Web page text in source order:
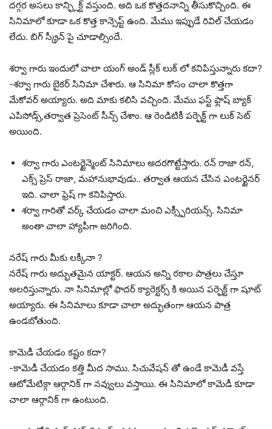
దగ్గర అసలు కాన్ఫ్లిక్ట్ వస్తుంది. అది ఒక కొత్తదనాన్ని తీసుకొచ్చింది. ఈ
సినిమాలో కూడా ఒక కొత్త కాన్సెప్ట్ ఉంది. మేము ఇప్పుడే రివిల్ చేయడం
లేదు. బిగ్ స్క్రీన్ పై చూడాల్సిందే.
శర్వా గారు ఇందులో చాలా యంగ్ అండ్ స్లీక్ లుక్ లో కనిపిస్తున్నారు కదా?
-శర్వా గారు బైకర్ సినిమా చేశారు. ఆ సినిమా కోసం చాలా కొత్తగా
మేకోవర్ అయ్యారు. అది మాకు కలిసి వచ్చింది. మేము ఫస్ట్ ఫ్లాష్ బ్యాక్
ఎపిసోడ్స్,తర్వాత ప్రెసెంట్ సీన్స్ చేశాం. ఆ రెండిటికీ పర్ఫెక్ట్ గా లుక్ సెట్
అయింది.
శర్వా గారు ఎంటర్టైన్మెంట్ సినిమాలు అదరగొట్టేస్తారు. రన్ రాజా రన్,
ఎక్స్ ప్రెస్ రాజా, మహానుభావుడు.. తర్వాత ఆయన చేసిన ఎంటర్టైనర్
ఇది. చాలా ఫ్రెష్ గా కనిపిస్తారు.
శర్వా గారితో వర్క్ చేయడం చాలా మంచి ఎక్స్పీరియన్స్. సినిమా
అంతా చాలా హ్యాపీగా జరిగింది.
నరేష్ గారు మీకు లక్కీనా ?
నరేష్ గారు అద్భుతమైన యాక్టర్. ఆయన అన్ని రకాల పాత్రలు చేస్తూ
అలరిస్తున్నారు. నా సినిమాల్లో ఫాదర్ క్యారెక్టర్స్ కి అయిన పర్ఫెక్ట్ గా షూట్
అయ్యారు. ఈ సినిమాలు కూడా చాలా అద్భుతంగా ఆయన పాత్ర
ఉండబోతుంది.
కామెడీ చేయడం కష్టం కదా?
-కామెడీ చేయడం కత్తి మీద సాము. సిచువేషన్ తో ఉండే కామెడీ వస్తే
ఆటోమేటిక్గా ఆర్గానిక్ గా నవ్వులు వస్తాయి. ఈ సినిమాలో కామెడీ కూడా
చాలా ఆర్గానిక్ గా ఉంటుంది.